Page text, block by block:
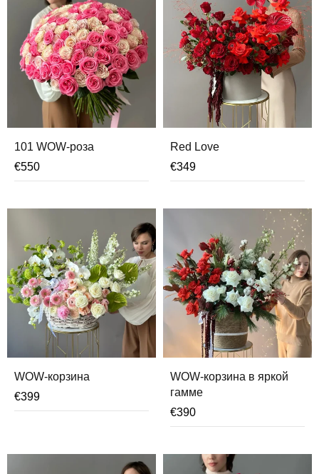
101 WOW-роза
€550
Red Love
€349
WOW-корзина
€399
WOW-корзина в яркой
гамме
€390